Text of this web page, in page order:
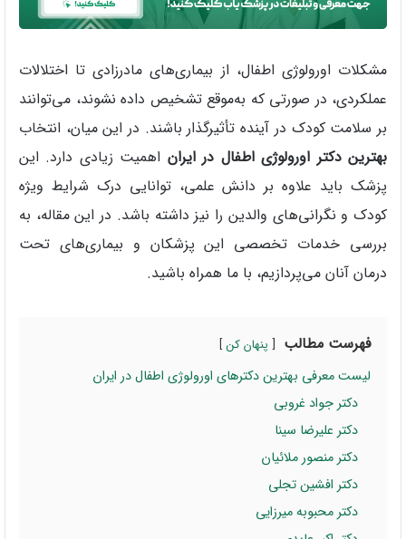
مشکلات اورولوژی اطفال، از بیماری‌های مادرزادی تا اختلالات
عملکردی، در صورتی که به‌موقع تشخیص داده نشوند، می‌توانند
بر سلامت کودک در آینده تأثیرگذار باشند. در این میان، انتخاب
بهترین دکتر اورولوژی اطفال در ایران اهمیت زیادی دارد. این
پزشک باید علاوه بر دانش علمی، توانایی درک شرایط ویژه
کودک و نگرانی‌های والدین را نیز داشته باشد. در این مقاله، به
بررسی خدمات تخصصی این پزشکان و بیماری‌های تحت
درمان آنان می‌پردازیم، با ما همراه باشید.
فهرست مطالب پنهان کن
لیست معرفی بهترین دکترهای اورولوژی اطفال در ایران
دکتر جواد غروبی
دکتر علیرضا سینا
دکتر منصور ملائیان
دکتر افشین تجلی
دکتر محبوبه میرزایی